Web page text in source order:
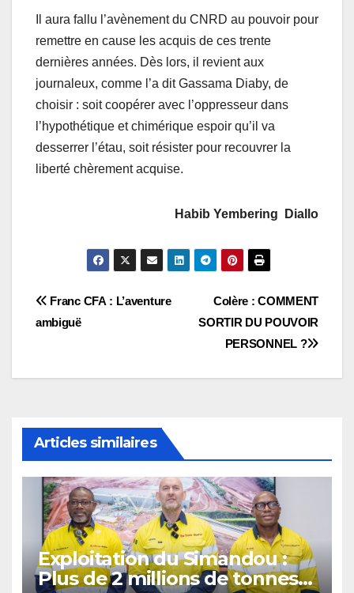
Il aura fallu l’avènement du CNRD au pouvoir pour
remettre en cause les acquis de ces trente
dernières années. Dès lors, il revient aux
journaleux, comme l’a dit Gassama Diaby, de
choisir : soit coopérer avec l’oppresseur dans
l’hypothétique et chimérique espoir qu’il va
desserrer l’étau, soit résister pour recouvrer la
liberté chèrement acquise.
Habib Yembering Diallo
Navigation
de
l’article
Colère : COMMENT
SORTIR DU POUVOIR
PERSONNEL ?
Franc CFA : L’aventure
ambiguë
Articles similaires
Exploitation du Simandou :
Plus de 2 millions de tonnes